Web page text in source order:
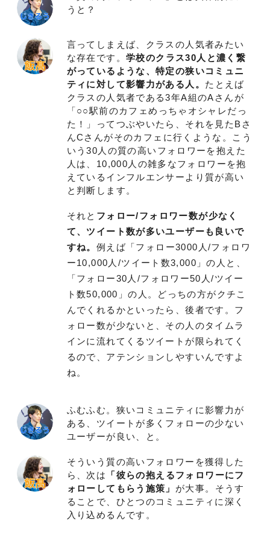
うと？
言ってしまえば、クラスの人気者みたい
な存在です。 学校のクラス30人と濃く繋
がっているような、特定の狭いコミュニ
ティに対して影響力がある人。 たとえば
クラスの人気者である3年A組のAさんが
「○○駅前のカフェめっちゃオシャレだっ
た！」ってつぶやいたら、それを見たBさ
んCさんがそのカフェに行くような。こう
いう30人の質の高いフォロワーを抱えた
人は、10,000人の雑多なフォロワーを抱
えているインフルエンサーより質が高い
と判断します。
それと フォロー/フォロワー数が少なく
て、ツイート数が多いユーザーも良いで
すね。 例えば「フォロー3000人/フォロワ
ー10,000人/ツイート数3,000」の人と、
「フォロー30人/フォロワー50人/ツイー
ト数50,000」の人。どっちの方がクチこ
んでくれるかといったら、後者です。フ
ォロー数が少ないと、その人のタイムラ
インに流れてくるツイートが限られてく
るので、アテンションしやすいんですよ
ね。
ふむふむ。狭いコミュニティに影響力が
ある、ツイートが多くフォローの少ない
ユーザーが良い、と。
そういう質の高いフォロワーを獲得した
ら、次は
「彼らの抱えるフォロワーにフ
ォローしてもらう施策」 が大事。そうす
ることで、ひとつのコミュニティに深く
入り込めるんです。